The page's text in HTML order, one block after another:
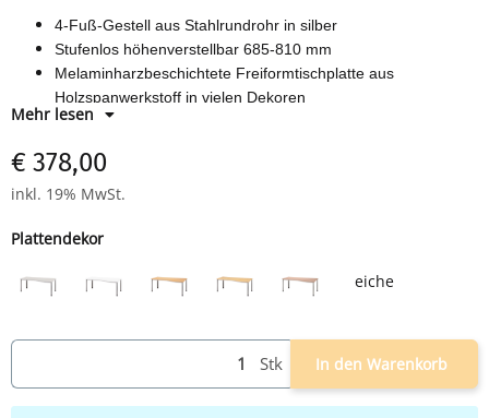
4-Fuß-Gestell aus Stahlrundrohr in silber
Stufenlos höhenverstellbar 685-810 mm
Melaminharzbeschichtete Freiformtischplatte aus
Holzspanwerkstoff in vielen Dekoren
Mehr lesen
€ 378,00
inkl. 19% MwSt.
Plattendekor
eicheeiche
Stk In den Warenkorb